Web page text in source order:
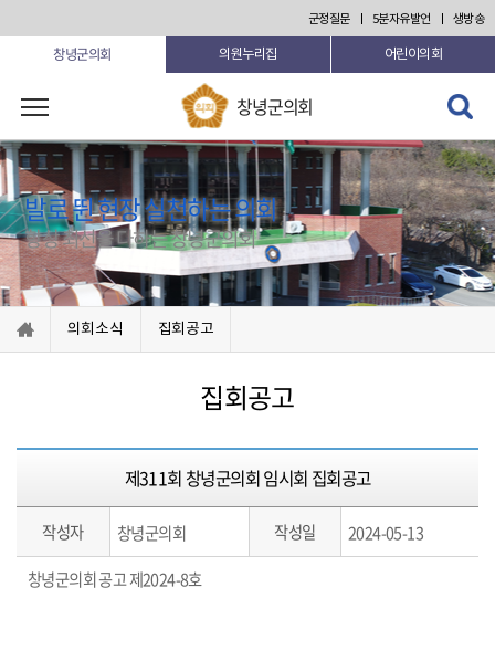
창녕군의회 의원누리집 어린이의회
군정질문 5분자유발언 생방송
창녕군의회
검색 열
기
발로 뛴 현장 실천하는 의회
항상 최선을 다하는 창녕군의회
의회소식 집회공고
집회공고
제311회 창녕군의회 임시회 집회공고
작성자 창녕군의회 작성일
2024-05-13
창녕군의회 공고 제2024-8호